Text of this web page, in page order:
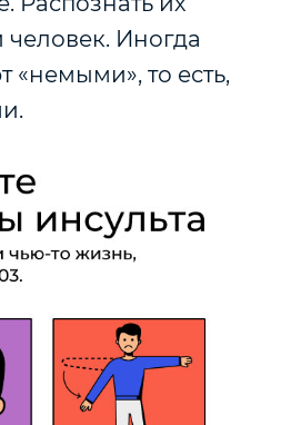
Иногда
«немыми», то есть,